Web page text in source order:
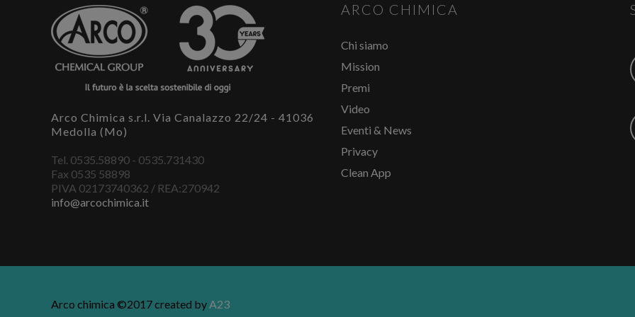
Arco Chimica s.r.l. Via Canalazzo 22/24 - 41036
Medolla (Mo)
Tel. 0535.58890 - 0535.731430
Fax 0535 58898
PIVA 02173740362 / REA:270942
info@arcochimica.it
ARCO CHIMICA
Chi siamo
Mission
Premi
Video
Eventi & News
Privacy
Clean App
Arco chimica ©2017 created by A23